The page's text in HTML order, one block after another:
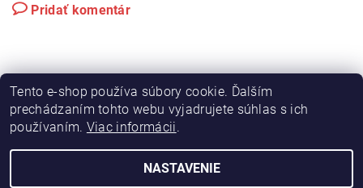
Pridať komentár
Výroba hydraulických hadíc
Tento e-shop používa súbory cookie. Ďalším
prechádzaním tohto webu vyjadrujete súhlas s ich
používaním. Viac informácii.
NASTAVENIE